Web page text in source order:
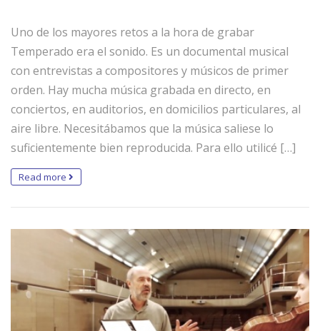
Uno de los mayores retos a la hora de grabar
Temperado era el sonido. Es un documental musical
con entrevistas a compositores y músicos de primer
orden. Hay mucha música grabada en directo, en
conciertos, en auditorios, en domicilios particulares, al
aire libre. Necesitábamos que la música saliese lo
suficientemente bien reproducida. Para ello utilicé […]
Read more